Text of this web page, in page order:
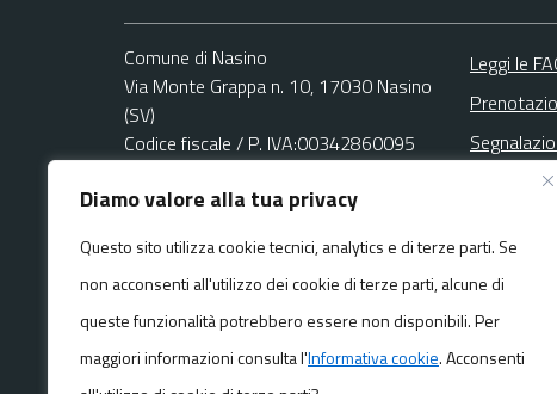
Diamo valore alla tua privacy
Questo sito utilizza cookie tecnici, analytics e di terze parti. Se
non acconsenti all'utilizzo dei cookie di terze parti, alcune di
queste funzionalità potrebbero essere non disponibili. Per
maggiori informazioni consulta l'Informativa cookie. Acconsenti
Comune di Nasino
Via Monte Grappa n. 10, 17030 Nasino
(SV)
Codice fiscale / P. IVA:00342860095
Ufficio Relazioni con il Pubblico (URP)
PEC:
protocollo@pec.comune.nasino.sv.it
Centralino unico: +39 0182 77017
Leggi le